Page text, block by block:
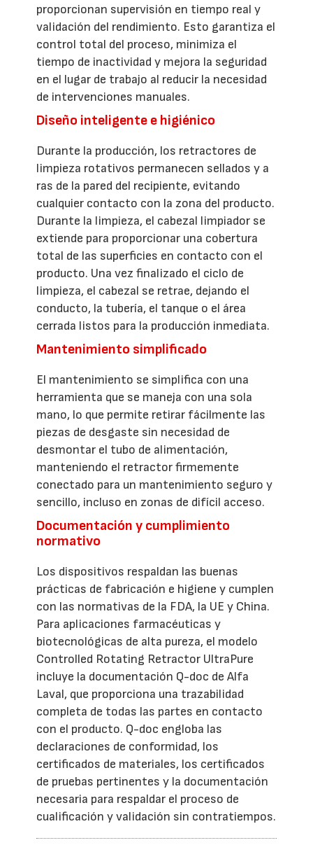
proporcionan supervisión en tiempo real y
validación del rendimiento. Esto garantiza el
control total del proceso, minimiza el
tiempo de inactividad y mejora la seguridad
en el lugar de trabajo al reducir la necesidad
de intervenciones manuales.
Diseño inteligente e higiénico
Durante la producción, los retractores de
limpieza rotativos permanecen sellados y a
ras de la pared del recipiente, evitando
cualquier contacto con la zona del producto.
Durante la limpieza, el cabezal limpiador se
extiende para proporcionar una cobertura
total de las superficies en contacto con el
producto. Una vez finalizado el ciclo de
limpieza, el cabezal se retrae, dejando el
conducto, la tubería, el tanque o el área
cerrada listos para la producción inmediata.
Mantenimiento simplificado
El mantenimiento se simplifica con una
herramienta que se maneja con una sola
mano, lo que permite retirar fácilmente las
piezas de desgaste sin necesidad de
desmontar el tubo de alimentación,
manteniendo el retractor firmemente
conectado para un mantenimiento seguro y
sencillo, incluso en zonas de difícil acceso.
Documentación y cumplimiento
normativo
Los dispositivos respaldan las buenas
prácticas de fabricación e higiene y cumplen
con las normativas de la FDA, la UE y China.
Para aplicaciones farmacéuticas y
biotecnológicas de alta pureza, el modelo
Controlled Rotating Retractor UltraPure
incluye la documentación Q-doc de Alfa
Laval, que proporciona una trazabilidad
completa de todas las partes en contacto
con el producto. Q-doc engloba las
declaraciones de conformidad, los
certificados de materiales, los certificados
de pruebas pertinentes y la documentación
necesaria para respaldar el proceso de
cualificación y validación sin contratiempos.